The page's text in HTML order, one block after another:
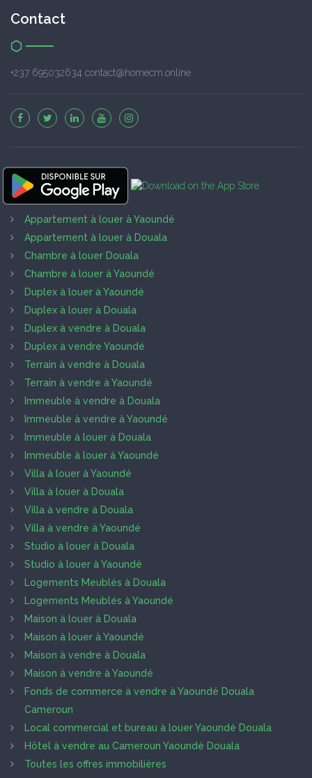
Contact
+237 695032634 contact@homecm.online
Appartement à louer à Yaoundé
Appartement à louer à Douala
Chambre à louer Douala
Chambre à louer à Yaoundé
Duplex à louer à Yaoundé
Duplex à louer à Douala
Duplex à vendre à Douala
Duplex à vendre Yaoundé
Terrain à vendre à Douala
Terrain à vendre à Yaoundé
Immeuble à vendre à Douala
Immeuble à vendre à Yaoundé
Immeuble à louer à Douala
Immeuble à louer à Yaoundé
Villa à louer à Yaoundé
Villa à louer à Douala
Villa à vendre à Douala
Villa à vendre à Yaoundé
Studio à louer à Douala
Studio à louer à Yaoundé
Logements Meublés à Douala
Logements Meublés à Yaoundé
Maison à louer à Douala
Maison à louer à Yaoundé
Maison à vendre à Douala
Maison à vendre à Yaoundé
Fonds de commerce à vendre à Yaoundé Douala
Cameroun
Local commercial et bureau à louer Yaoundé Douala
Hôtel à vendre au Cameroun Yaoundé Douala
Toutes les offres immobilières